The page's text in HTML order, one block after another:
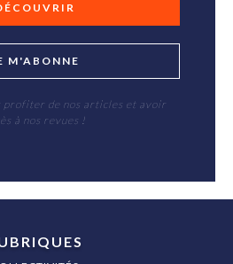
M'ABONNE
profiter de nos articles et avoir
à nos revues !